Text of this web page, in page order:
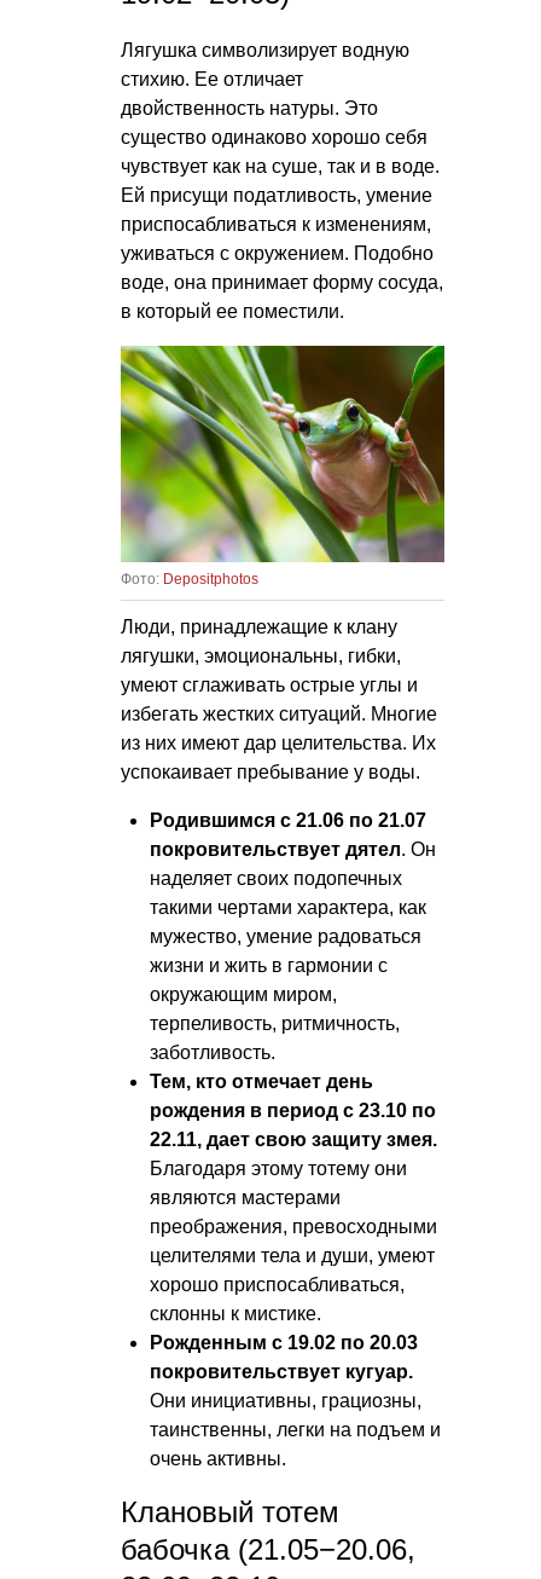
Лягушка символизирует водную
стихию. Ее отличает
двойственность натуры. Это
существо одинаково хорошо себя
чувствует как на суше, так и в воде.
Ей присущи податливость, умение
приспосабливаться к изменениям,
уживаться с окружением. Подобно
воде, она принимает форму сосуда,
в который ее поместили.
Фото: Depositphotos
Люди, принадлежащие к клану
лягушки, эмоциональны, гибки,
умеют сглаживать острые углы и
избегать жестких ситуаций. Многие
из них имеют дар целительства. Их
успокаивает пребывание у воды.
Родившимся с 21.06 по 21.07
покровительствует дятел. Он
наделяет своих подопечных
такими чертами характера, как
мужество, умение радоваться
жизни и жить в гармонии с
окружающим миром,
терпеливость, ритмичность,
заботливость.
Тем, кто отмечает день
рождения в период с 23.10 по
22.11, дает свою защиту змея.
Благодаря этому тотему они
являются мастерами
преображения, превосходными
целителями тела и души, умеют
хорошо приспосабливаться,
склонны к мистике.
Рожденным с 19.02 по 20.03
покровительствует кугуар.
Они инициативны, грациозны,
таинственны, легки на подъем и
очень активны.
Клановый тотем
бабочка (21.05−20.06,